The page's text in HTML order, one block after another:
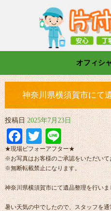
オフィシ
神奈川県横須賀市にて
投稿日 2025年7月23日
Facebook
Twitter
Line
★現場ビフォーアフター★
※お写真はお客様のご承認をいただいて
※無断転載禁止になります。
神奈川県横須賀市にて遺品整理を行いま
暑い天気の中でしたので、スタッフを